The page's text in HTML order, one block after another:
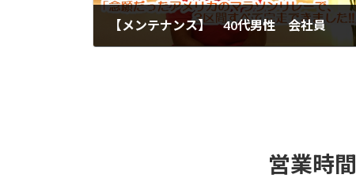
【メンテナンス】 40代男性 会社員
営業時間